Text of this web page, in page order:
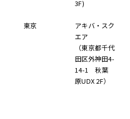
3F)
東京
アキバ・スク
エア
（東京都千代
田区外神田4-
14-1 秋葉
原UDX 2F）